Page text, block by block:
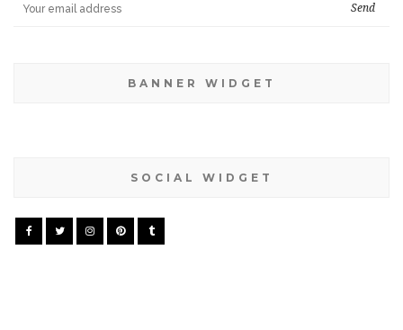
BANNER WIDGET
SOCIAL WIDGET